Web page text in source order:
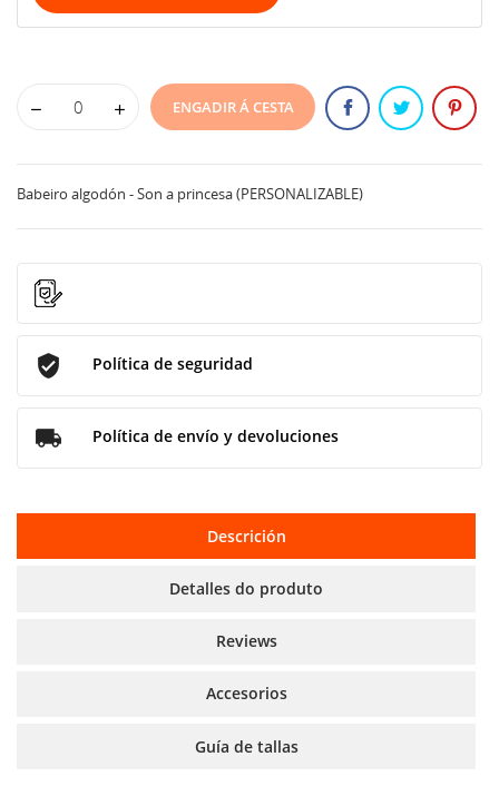
ENGADIR Á CESTA
Babeiro algodón - Son a princesa (PERSONALIZABLE)
Política de seguridad
Política de envío y devoluciones
Descrición
Detalles do produto
Reviews
Accesorios
Guía de tallas